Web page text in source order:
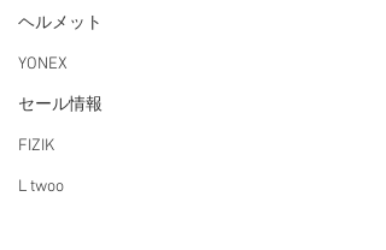
ヘルメット
YONEX
セール情報
FIZIK
L twoo